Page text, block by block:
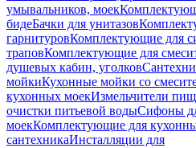
умывальников, моек
бидеБачки для унитазов
гарнитуровКомплектующие для
траповКомплектующие для
душевых кабин, уголков
мойкиКухонные мойки со
кухонных моекИзмельчители
очистки питьевой водыСифоны
моекКомплектующие для
сантехникаИнсталляции для